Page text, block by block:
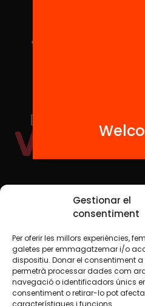
Gestionar el
consentiment
Per oferir les millors experiències,
galetes per emmagatzemar i/o
dispositiu. Donar el consentiment
permetrà processar dades com
navegació o identificadors únics
consentiment o retirar-lo pot
característiques i funcions.
Social Media
TW YTB IG FB IN
Legal NoticeCookie Policy